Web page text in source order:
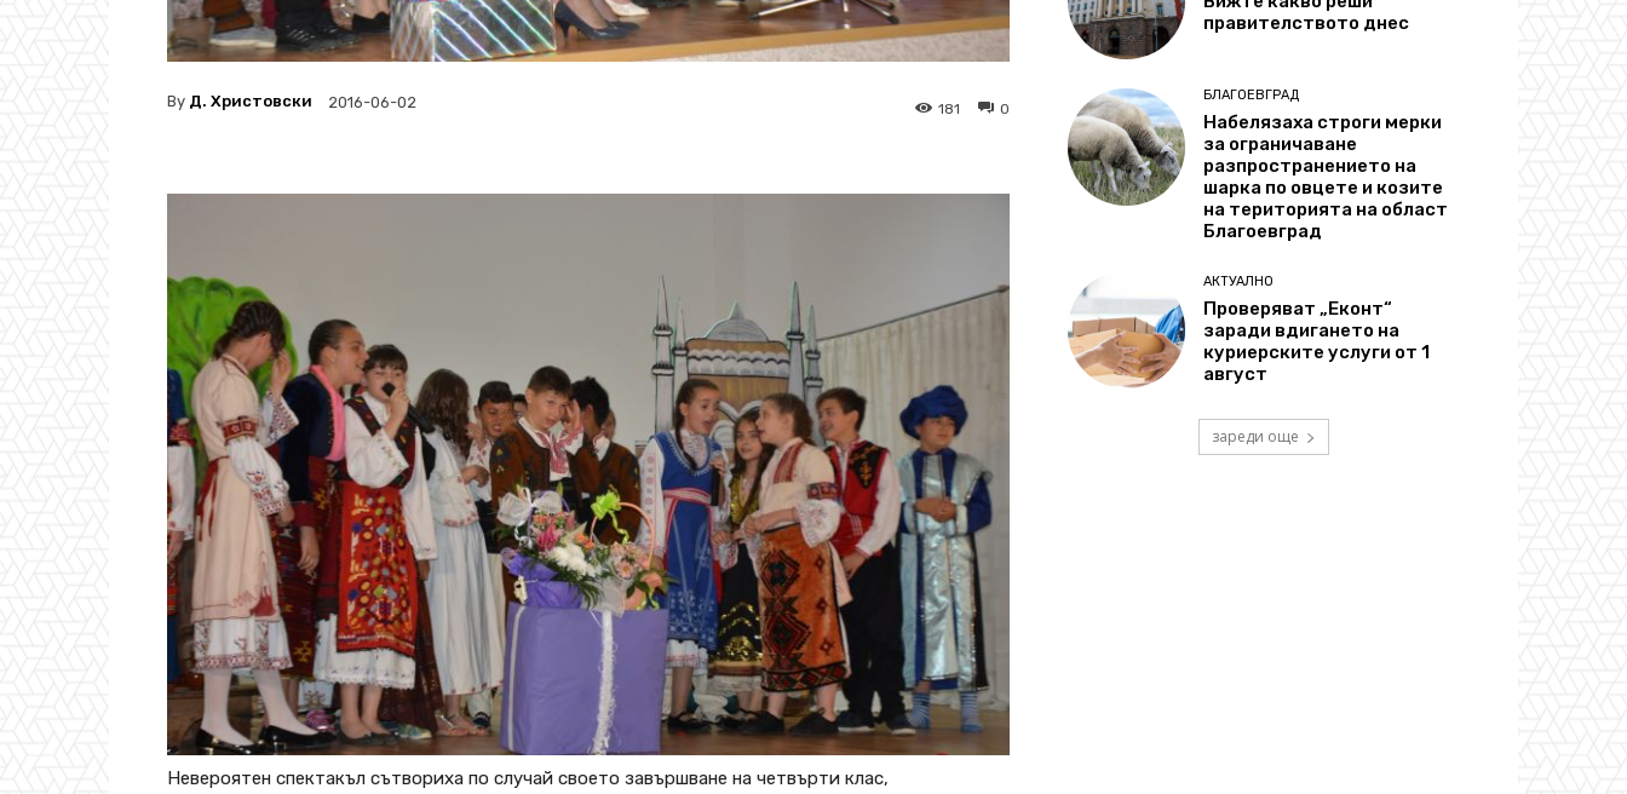
By Д. Христовски 2016-06-02 0
181
Невероятен спектакъл сътвориха по случай своето завършване на четвърти клас,
правителството днес
БЛАГОЕВГРАД
Набелязаха строги мерки
за ограничаване
разпространението на
шарка по овцете и козите
на територията на област
Благоевград
АКТУАЛНО
Проверяват „Еконт“
заради вдигането на
куриерските услуги от 1
август
зареди още